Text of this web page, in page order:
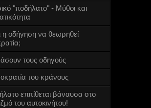
"ποδήλατο" - Μύθοι και
η οδήγηση να θεωρηθεί
τους οδηγούς
του κράνους
επιτίθεται βάναυσα στο
του αυτοκινήτου!